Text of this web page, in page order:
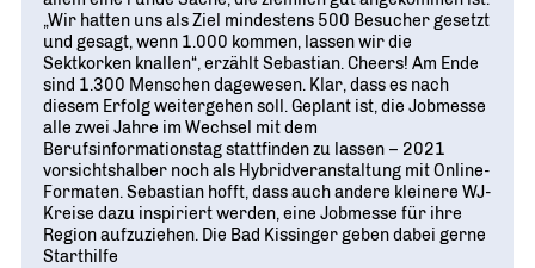
„Wir hatten uns als Ziel mindestens 500 Besucher gesetzt
und gesagt, wenn 1.000 kommen, lassen wir die
Sektkorken knallen“, erzählt Sebastian. Cheers! Am Ende
sind 1.300 Menschen dagewesen. Klar, dass es nach
diesem Erfolg weitergehen soll. Geplant ist, die Jobmesse
alle zwei Jahre im Wechsel mit dem
Berufsinformationstag stattfinden zu lassen – 2021
vorsichtshalber noch als Hybridveranstaltung mit Online-
Formaten. Sebastian hofft, dass auch andere kleinere WJ-
Kreise dazu inspiriert werden, eine Jobmesse für ihre
Region aufzuziehen. Die Bad Kissinger geben dabei gerne
Starthilfe